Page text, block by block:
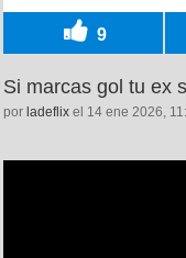
9
Si marcas gol tu ex
por ladeflix el 14 ene 2026,